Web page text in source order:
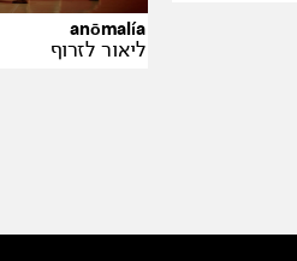
anōmalía
ליאור לזרוף